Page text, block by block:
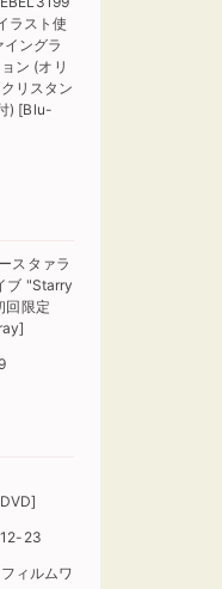
ラスト使
ングラ
ン (オリ
リスタン
) [Blu-
スタァラ
ブ "Starry
回限定
23
ィルムワ